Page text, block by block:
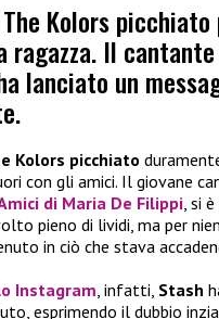
Kolors picchiato
ragazza. Il
lanciato un
Kolors picchiato
con gli amici. Il giovane
di Maria De Filippi, si
pieno di lividi, ma per
in ciò che stava
Instagram, infatti, Stash
esprimendo il dubbio